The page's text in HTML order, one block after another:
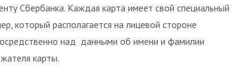
Сбербанка. Каждая карта имеет свой специальный
который располагается на лицевой стороне
над данными об имени и фамилии
карты.